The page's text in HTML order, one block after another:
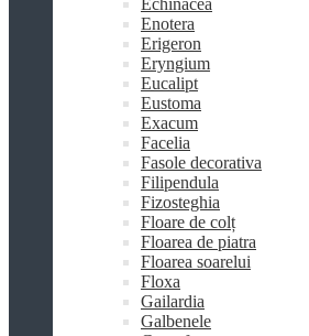
Echinacea
Enotera
Erigeron
Eryngium
Eucalipt
Eustoma
Exacum
Facelia
Fasole decorativa
Filipendula
Fizosteghia
Floare de colț
Floarea de piatra
Floarea soarelui
Floxa
Gailardia
Galbenele